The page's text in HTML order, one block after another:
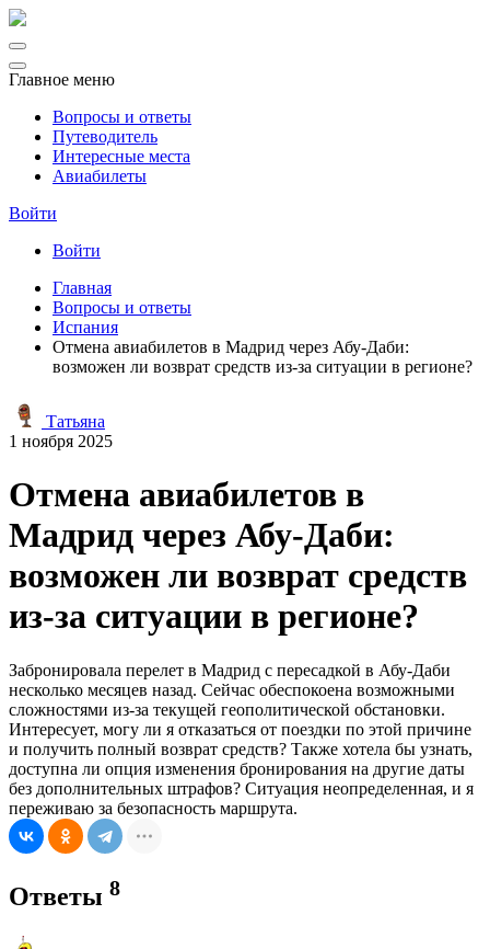
Главное меню
Вопросы и ответы
Путеводитель
Интересные места
Авиабилеты
Войти
Войти
Главная
Вопросы и ответы
Испания
Отмена авиабилетов в Мадрид через Абу-Даби:
возможен ли возврат средств из-за ситуации в регионе?
Татьяна
1 ноября 2025
Отмена авиабилетов в
Мадрид через Абу-Даби:
возможен ли возврат средств
из-за ситуации в регионе?
Забронировала перелет в Мадрид с пересадкой в Абу-Даби
несколько месяцев назад. Сейчас обеспокоена возможными
сложностями из-за текущей геополитической обстановки.
Интересует, могу ли я отказаться от поездки по этой причине
и получить полный возврат средств? Также хотела бы узнать,
доступна ли опция изменения бронирования на другие даты
без дополнительных штрафов? Ситуация неопределенная, и я
переживаю за безопасность маршрута.
Ответы 8